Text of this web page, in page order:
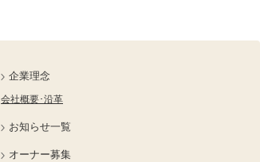
企業理念
会社概要･沿革
お知らせ一覧
オーナー募集